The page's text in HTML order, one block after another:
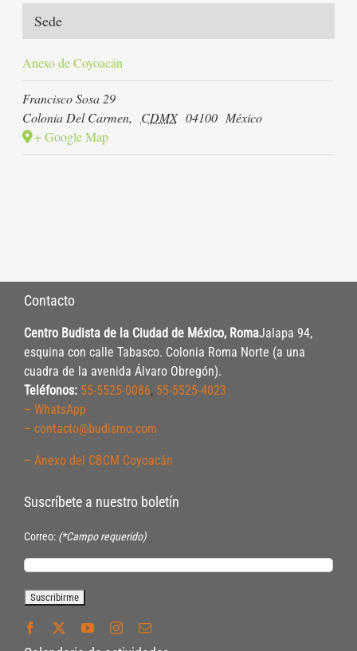
Sede
Anexo de Coyoacán
Francisco Sosa 29
Colonia Del Carmen, CDMX 04100 México
+ Google Map
Contacto
Centro Budista de la Ciudad de México, RomaJalapa 94,
esquina con calle Tabasco. Colonia Roma Norte (a una
cuadra de la avenida Álvaro Obregón).
Teléfonos: 55-5525-0086, 55-5525-4023
– WhatsApp
– contacto@budismo.com
– Anexo del CBCM Coyoacán
Suscríbete a nuestro boletín
Correo: (*Campo requerido)